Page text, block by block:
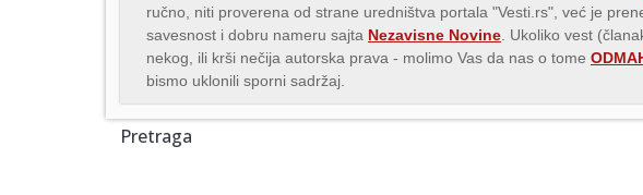
ručno, niti proverena od strane uredništva portala "Vesti.rs", već je
savesnost i dobru nameru sajta Nezavisne Novine . Ukoliko vest
nekog, ili krši nečija autorska prava - molimo Vas da nas o tome
bismo uklonili sporni sadržaj.
Pretraga